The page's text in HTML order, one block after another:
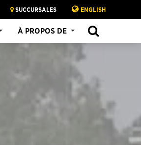
SUCCURSALES ENGLISH
À PROPOS DE